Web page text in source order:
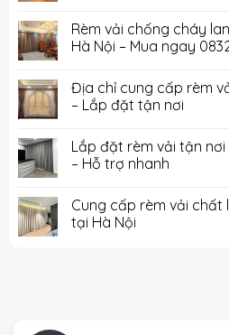
Rèm vải chống cháy
Hà Nội – Mua ngay
Địa chỉ cung cấp rèm
– Lắp đặt tận nơi
Lắp đặt rèm vải tận
– Hỗ trợ nhanh
Cung cấp rèm vải
tại Hà Nội